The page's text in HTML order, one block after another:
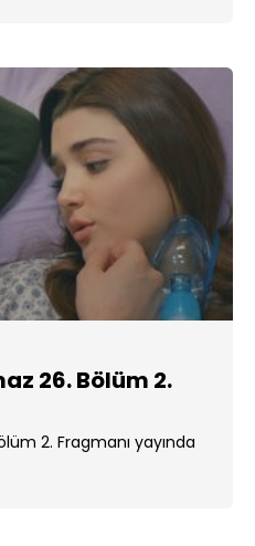
26. Bölüm 2.
2. Fragmanı yayında